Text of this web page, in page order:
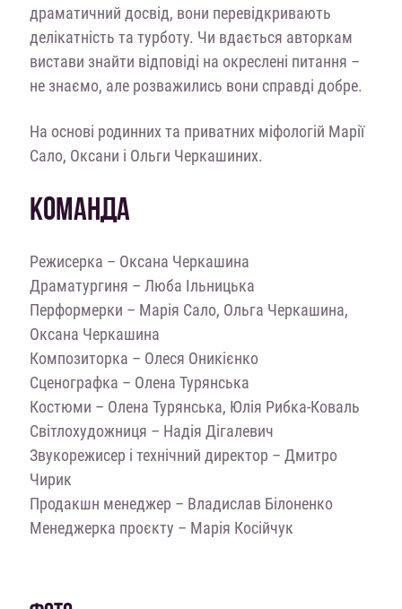
драматичний досвід, вони перевідкривають
делікатність та турботу. Чи вдається авторкам
вистави знайти відповіді на окреслені питання –
не знаємо, але розважились вони справді добре.
На основі родинних та приватних міфологій Марії
Сало, Оксани і Ольги Черкашиних.
КОМАНДА
Режисерка – Оксана Черкашина
Драматургиня – Люба Ільницька
Перформерки – Марія Сало, Ольга Черкашина,
Оксана Черкашина
Композиторка – Олеся Оникієнко
Сценографка – Олена Турянська
Костюми – Олена Турянська, Юлія Рибка-Коваль
Cвітлохудожниця – Надія Дігалевич
Звукорежисер і технічний директор – Дмитро
Чирик
Продакшн менеджер – Владислав Білоненко
Менеджерка проєкту – Марія Косійчук